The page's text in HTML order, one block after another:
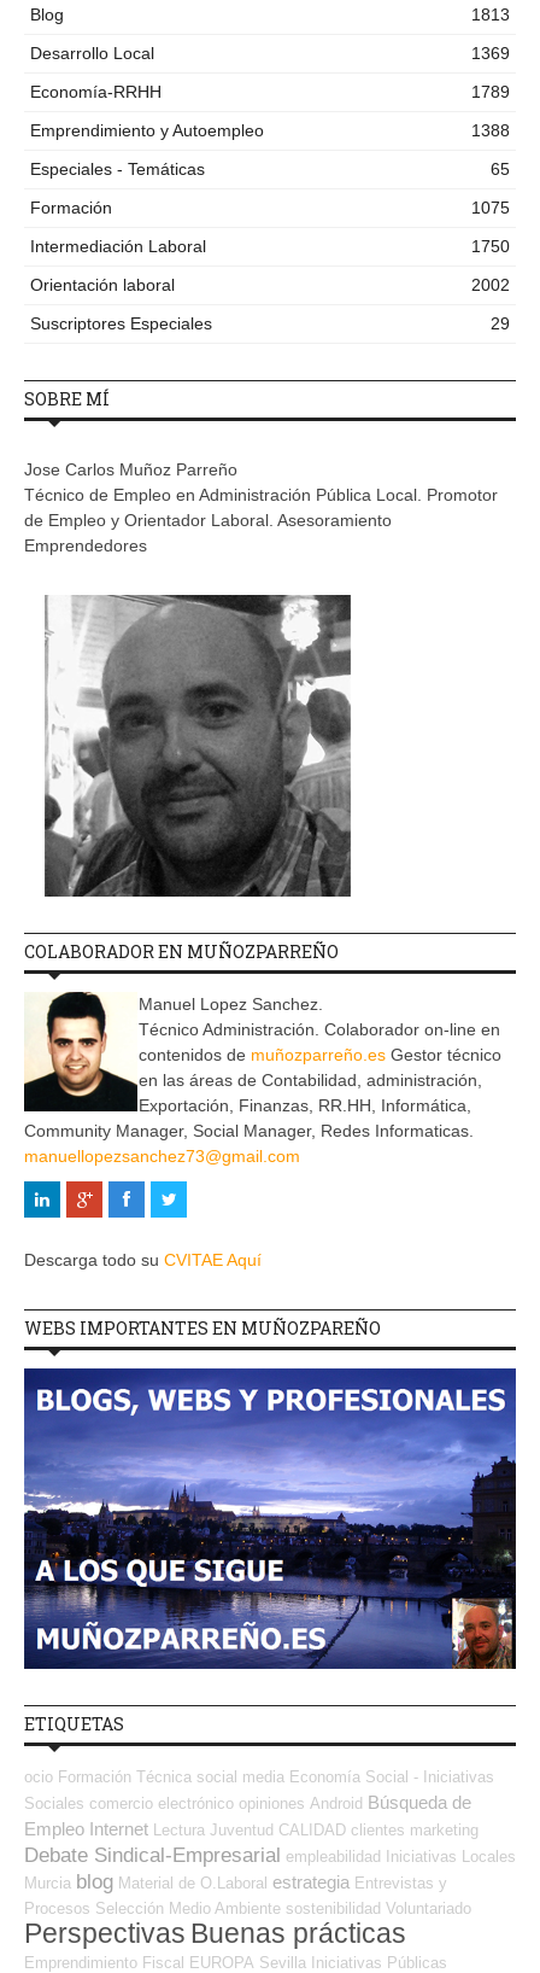
Blog
1813
Desarrollo Local
1369
Economía-RRHH
1789
Emprendimiento y Autoempleo
1388
Especiales - Temáticas
65
Formación
1075
Intermediación Laboral
1750
Orientación laboral
2002
Suscriptores Especiales
29
SOBRE MÍ
Jose Carlos Muñoz Parreño
Técnico de Empleo en Administración Pública Local. Promotor
de Empleo y Orientador Laboral. Asesoramiento
Emprendedores
COLABORADOR EN MUÑOZPARREÑO
Manuel Lopez Sanchez.
Técnico Administración. Colaborador on-line en
contenidos de muñozparreño.es Gestor técnico
en las áreas de Contabilidad, administración,
Exportación, Finanzas, RR.HH, Informática,
Community Manager, Social Manager, Redes Informaticas.
manuellopezsanchez73@gmail.com
Descarga todo su CVITAE Aquí
WEBS IMPORTANTES EN MUÑOZPAREÑO
ETIQUETAS
ocio Formación Técnica social media Economía Social - Iniciativas
Sociales comercio electrónico opiniones Android Búsqueda de
Empleo Internet Lectura Juventud CALIDAD clientes marketing
Debate Sindical-Empresarial empleabilidad Iniciativas Locales
Murcia blog Material de O.Laboral estrategia Entrevistas y
Procesos Selección Medio Ambiente sostenibilidad Voluntariado
Perspectivas Buenas prácticas
Emprendimiento Fiscal EUROPA Sevilla Iniciativas Públicas